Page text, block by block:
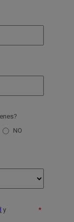
NO
y